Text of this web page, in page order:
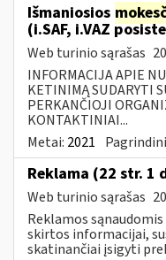
Išmaniosios
(i.SAF, i.VAZ
Web turinio sąrašas
INFORMACIJA APIE
KETINIMĄ SUDARYTI
PERKANČIOJI
KONTAKTINIAI...
Metai: 2021
Reklama (22 str. 1
Web turinio sąrašas
Reklamos
skirtos informacijai,
skatinančiai įsigyti